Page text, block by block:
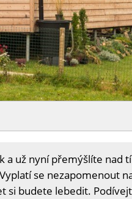
už nyní přemýšlíte nad
se nezapomenout
si budete lebedit.